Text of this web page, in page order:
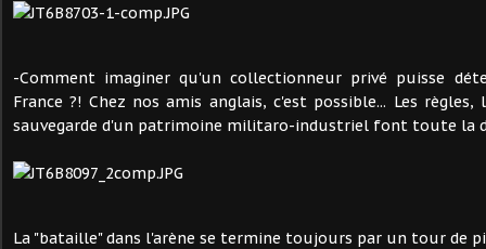
-Comment imaginer qu'un collectionneur privé puisse
France ?! Chez nos amis anglais, c'est possible... Les
sauvegarde d'un patrimoine militaro-industriel font toute la
La "bataille" dans l'arène se termine toujours par un tour de